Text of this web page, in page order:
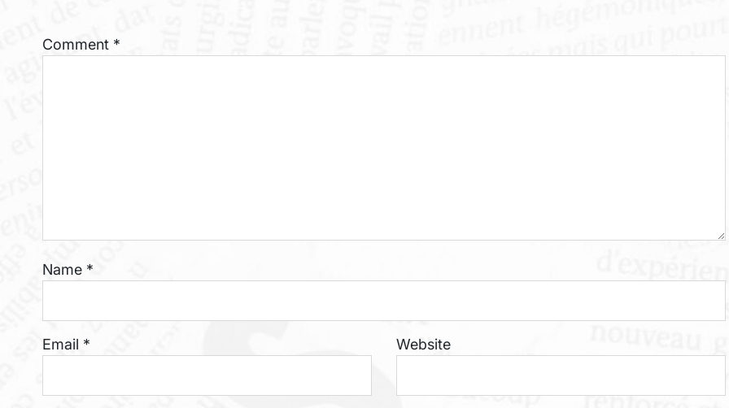
Comment *
Name *
Email * Website